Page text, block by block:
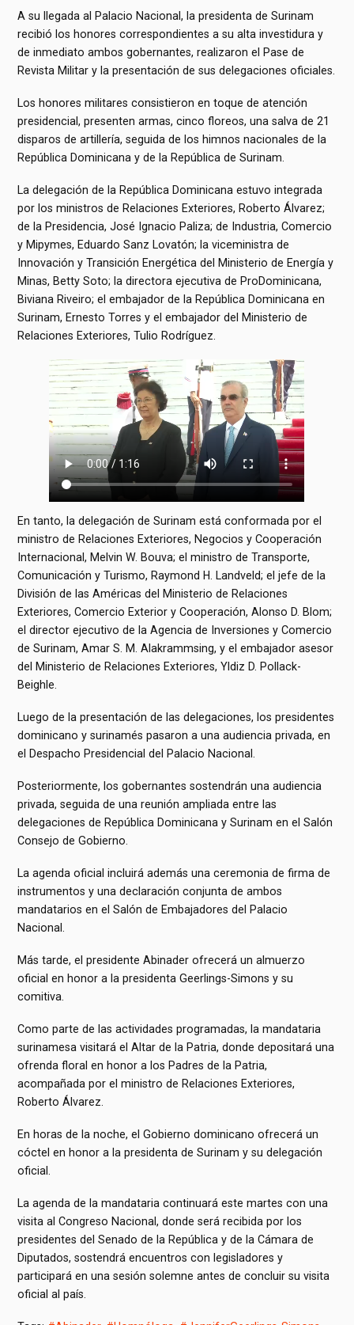
A su llegada al Palacio Nacional, la presidenta de Surinam
recibió los honores correspondientes a su alta investidura y
de inmediato ambos gobernantes, realizaron el Pase de
Revista Militar y la presentación de sus delegaciones oficiales.
Los honores militares consistieron en toque de atención
presidencial, presenten armas, cinco floreos, una salva de 21
disparos de artillería, seguida de los himnos nacionales de la
República Dominicana y de la República de Surinam.
La delegación de la República Dominicana estuvo integrada
por los ministros de Relaciones Exteriores, Roberto Álvarez;
de la Presidencia, José Ignacio Paliza; de Industria, Comercio
y Mipymes, Eduardo Sanz Lovatón; la viceministra de
Innovación y Transición Energética del Ministerio de Energía y
Minas, Betty Soto; la directora ejecutiva de ProDominicana,
Biviana Riveiro; el embajador de la República Dominicana en
Surinam, Ernesto Torres y el embajador del Ministerio de
Relaciones Exteriores, Tulio Rodríguez.
En tanto, la delegación de Surinam está conformada por el
ministro de Relaciones Exteriores, Negocios y Cooperación
Internacional, Melvin W. Bouva; el ministro de Transporte,
Comunicación y Turismo, Raymond H. Landveld; el jefe de la
División de las Américas del Ministerio de Relaciones
Exteriores, Comercio Exterior y Cooperación, Alonso D. Blom;
el director ejecutivo de la Agencia de Inversiones y Comercio
de Surinam, Amar S. M. Alakrammsing, y el embajador asesor
del Ministerio de Relaciones Exteriores, Yldiz D. Pollack-
Beighle.
Luego de la presentación de las delegaciones, los presidentes
dominicano y surinamés pasaron a una audiencia privada, en
el Despacho Presidencial del Palacio Nacional.
Posteriormente, los gobernantes sostendrán una audiencia
privada, seguida de una reunión ampliada entre las
delegaciones de República Dominicana y Surinam en el Salón
Consejo de Gobierno.
La agenda oficial incluirá además una ceremonia de firma de
instrumentos y una declaración conjunta de ambos
mandatarios en el Salón de Embajadores del Palacio
Nacional.
Más tarde, el presidente Abinader ofrecerá un almuerzo
oficial en honor a la presidenta Geerlings-Simons y su
comitiva.
Como parte de las actividades programadas, la mandataria
surinamesa visitará el Altar de la Patria, donde depositará una
ofrenda floral en honor a los Padres de la Patria,
acompañada por el ministro de Relaciones Exteriores,
Roberto Álvarez.
En horas de la noche, el Gobierno dominicano ofrecerá un
cóctel en honor a la presidenta de Surinam y su delegación
oficial.
La agenda de la mandataria continuará este martes con una
visita al Congreso Nacional, donde será recibida por los
presidentes del Senado de la República y de la Cámara de
Diputados, sostendrá encuentros con legisladores y
participará en una sesión solemne antes de concluir su visita
oficial al país.